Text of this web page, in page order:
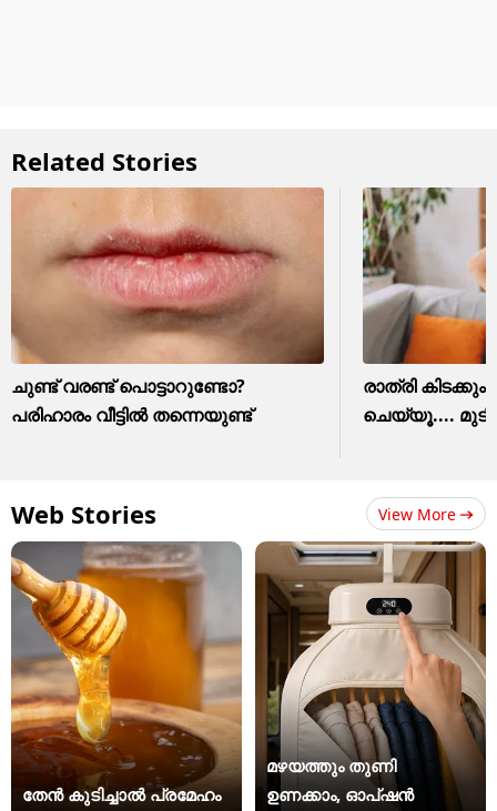
Related Stories
ചുണ്ട് വരണ്ട് പൊട്ടാറുണ്ടോ?
പരിഹാരം വീട്ടിൽ തന്നെയുണ്ട്
രാത്രി
ചെയ്യൂ.... മുടി
Web Stories View More
തേൻ കുടിച്ചാൽ പ്രമേഹം
മഴയത്തും തുണി
ഉണക്കാം, ഓപ്ഷൻ